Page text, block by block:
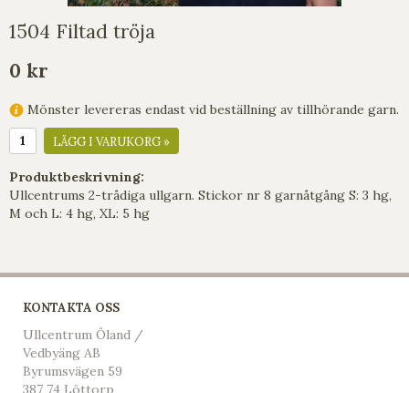
1504 Filtad tröja
0 kr
Mönster levereras endast vid beställning av tillhörande garn.
LÄGG I VARUKORG »
Produktbeskrivning:
Ullcentrums 2-trådiga ullgarn. Stickor nr 8 garnåtgång S: 3 hg,
M och L: 4 hg, XL: 5 hg
KONTAKTA OSS
Ullcentrum Öland /
Vedbyäng AB
Byrumsvägen 59
387 74 Löttorp